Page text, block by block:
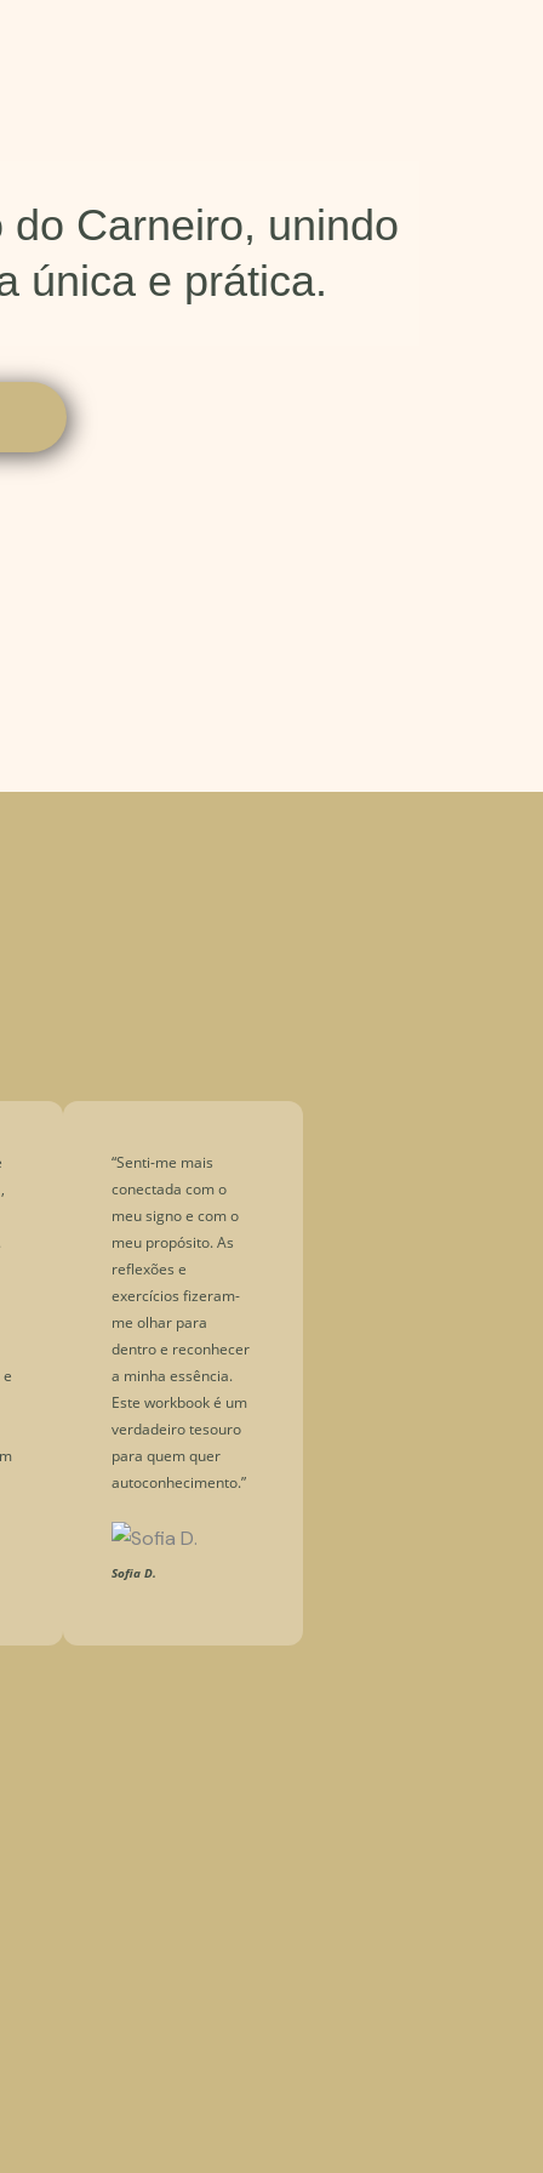
Carneiro, unindo
única e prática.
“Senti-me mais
conectada com o
meu signo e com o
meu propósito. As
reflexões e
exercícios fizeram-
me olhar para
dentro e reconhecer
a minha essência.
Este workbook é um
verdadeiro tesouro
para quem quer
autoconhecimento.”
Sofia D.